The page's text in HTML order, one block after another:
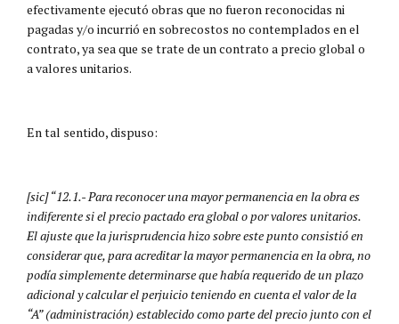
efectivamente ejecutó obras que no fueron reconocidas ni
pagadas y/o incurrió en sobrecostos no contemplados en el
contrato, ya sea que se trate de un contrato a precio global o
a valores unitarios.
En tal sentido, dispuso:
[sic]“12.1.- Para reconocer una mayor permanencia en la obra es
indiferente si el precio pactado era global o por valores unitarios.
El ajuste que la jurisprudencia hizo sobre este punto consistió en
considerar que, para acreditar la mayor permanencia en la obra, no
podía simplemente determinarse que había requerido de un plazo
adicional y calcular el perjuicio teniendo en cuenta el valor de la
“A” (administración) establecido como parte del precio junto con el